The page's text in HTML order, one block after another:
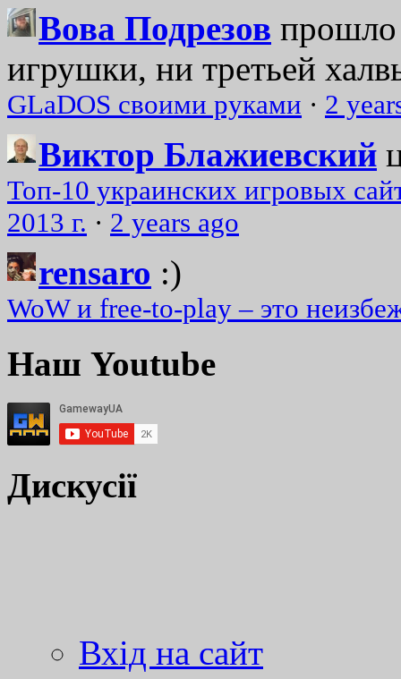
Вова Подрезов прошло
игрушки, ни третьей
GLaDOS своими руками · 2
Виктор Блажиевский
Топ-10 украинских игровых
2013 г. · 2 years ago
rensaro :)
WoW и free-to-play – это
Наш Youtube
Дискусії
Вхід на сайт